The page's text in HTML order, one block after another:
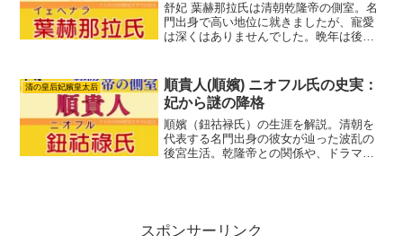
舒妃 葉赫那拉氏は清朝乾隆帝の側室。名
門出身で高い地位に就きましたが、寵愛
は深くはありませんでした。晩年は後宮
かれています。舒妃葉赫那拉氏の生涯、
家族、ドラマでの扱いなどを詳しく解説
します。
清の皇后妃嬪皇太后
順貴人(順嬪) ニオフル氏の史実：
妃から謎の降格
順嬪（鈕祜禄氏）の生涯を解説。清朝を
代表する名門出身の彼女が辿った波乱の
後宮生活。乾隆帝との関係や、ドラマと
スポンサーリンク